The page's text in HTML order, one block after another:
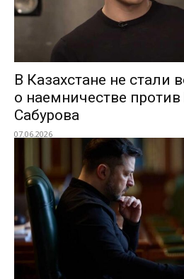
В Казахстане не стали
о наемничестве
Сабурова
07.06.2026